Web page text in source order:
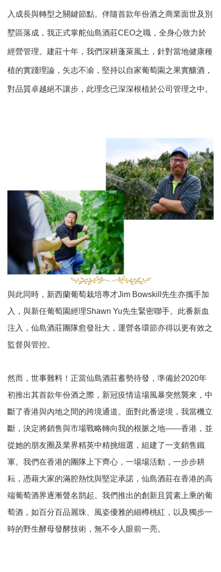
入成長與轉型之關鍵節點。伴隨首款年份酒之商業面世及別
墅區落成，我正式掌舵仙島酒莊CEO之職，全身心致力於
經營管理。建莊十年，我們深耕蓬萊風土，針對當地健康種
植的實踐理論，矢志不渝，堅持以自家葡萄園之果實釀酒，
對品質卓越絕不讓步，此理念已深深根植於公司管理之中。
與此同時，新西蘭葡萄栽培專才Jim Bowskill先生亦攜手加
入，與新任葡萄園經理Shawn Yu先生緊密聯手。此番新血
注入，仙島酒莊團隊愈發壯大，運營各環節亦得以更有效之
監督與管控。
然而，世事難料！正當仙島酒莊蓄勢待發，準備於2020年
初推出其首款年份酒之際，新冠疫情這場風暴突然襲來，中
斷了香港與內地之間的跨境通道。面對此番逆境，我當機立
斷，決定將銷售與市場戰略轉向我的根脈之地——香港，並
從她的朋友圈及業界精英中精挑细選，組建了一支銷售鐵
軍。我們在香港的團隊上下齊心，一場場活動，一步步耕
耘，憑藉大家的滿腔熱忱與堅定承諾，仙島酒莊在香港的高
端葡萄酒界逐漸聲名鹊起。我們推出的創新且質素上乘的葡
萄酒，如百分百品麗珠、風姿優雅的細樽桃紅，以及獨步一
時的野生酵母發酵技術，無不令人眼前一亮。